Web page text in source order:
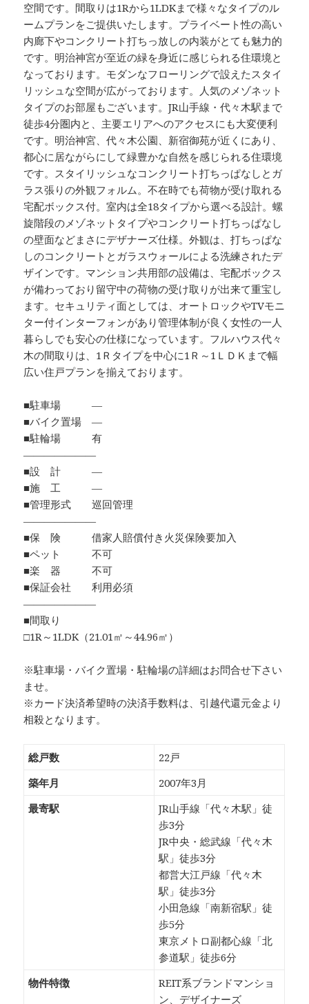
空間です。間取りは1Rから1LDKまで様々なタイプのル
ームプランをご提供いたします。プライベート性の高い
内廊下やコンクリート打ちっ放しの内装がとても魅力的
です。明治神宮が至近の緑を身近に感じられる住環境と
なっております。モダンなフローリングで設えたスタイ
リッシュな空間が広がっております。人気のメゾネット
タイプのお部屋もございます。JR山手線・代々木駅まで
徒歩4分圏内と、主要エリアへのアクセスにも大変便利
です。明治神宮、代々木公園、新宿御苑が近くにあり、
都心に居ながらにして緑豊かな自然を感じられる住環境
です。スタイリッシュなコンクリート打ちっぱなしとガ
ラス張りの外観フォルム。不在時でも荷物が受け取れる
宅配ボックス付。室内は全18タイプから選べる設計。螺
旋階段のメゾネットタイプやコンクリート打ちっぱなし
の壁面などまさにデザナーズ仕様。外観は、打ちっぱな
しのコンクリートとガラスウォールによる洗練されたデ
ザインです。マンション共用部の設備は、宅配ボックス
が備わっており留守中の荷物の受け取りが出来て重宝し
ます。セキュリティ面としては、オートロックやTVモニ
ター付インターフォンがあり管理体制が良く女性の一人
暮らしでも安心の仕様になっています。フルハウス代々
木の間取りは、1Ｒタイプを中心に1Ｒ～1ＬＤＫまで幅
広い住戸プランを揃えております。
■駐車場 ―
■バイク置場 ―
■駐輪場 有
―――――――
■設 計 ―
■施 工 ―
■管理形式 巡回管理
―――――――
■保 険 借家人賠償付き火災保険要加入
■ペット 不可
■楽 器 不可
■保証会社 利用必須
―――――――
■間取り
□1R～1LDK（21.01㎡～44.96㎡）
※駐車場・バイク置場・駐輪場の詳細はお問合せ下さい
ませ。
※カード決済希望時の決済手数料は、引越代還元金より
相殺となります。
総戸数
22戸
築年月
2007年3月
最寄駅
JR山手線「代々木駅」徒
歩3分
JR中央・総武線「代々木
駅」徒歩3分
都営大江戸線「代々木
駅」徒歩3分
小田急線「南新宿駅」徒
歩5分
東京メトロ副都心線「北
参道駅」徒歩6分
物件特徴
REIT系ブランドマンショ
ン、デザイナーズ